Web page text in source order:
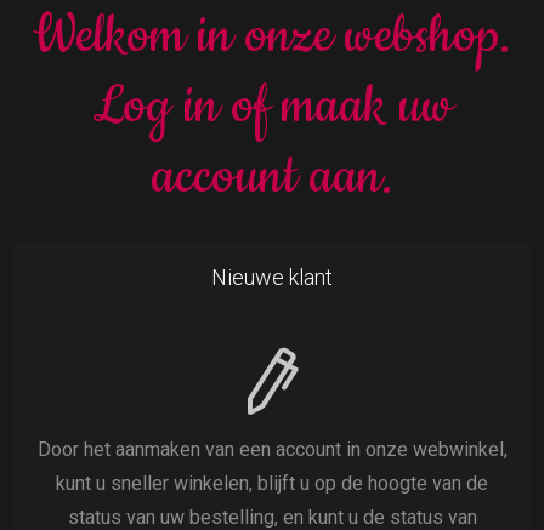
Welkom in onze webshop.
Log in of maak uw
account aan.
Nieuwe klant
Door het aanmaken van een account in onze webwinkel,
kunt u sneller winkelen, blijft u op de hoogte van de
status van uw bestelling, en kunt u de status van